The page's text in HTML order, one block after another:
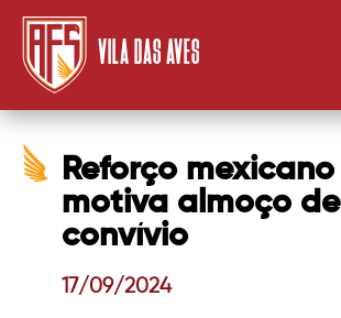
VILA DAS AVES
Reforço mexicano
motiva almoço de
convívio
17/09/2024